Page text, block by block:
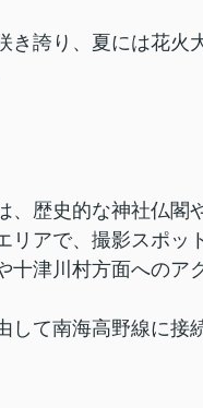
誇り、夏には花火
歴史的な神社仏閣
アで、撮影スポッ
十津川村方面へのア
して南海高野線に接